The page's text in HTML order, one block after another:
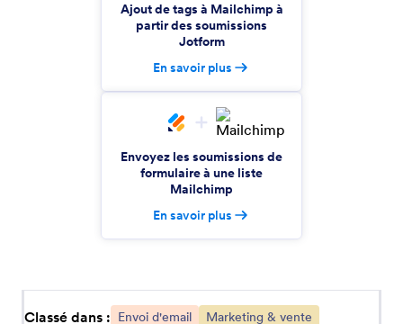
Ajout de tags à Mailchimp à
partir des soumissions
Jotform
En savoir plus
Envoyez les soumissions de
formulaire à une liste
Mailchimp
En savoir plus
Classé dans : Envoi d'email Marketing & vente
Synchronisez des soumissions avec vos listes de
contacts
iContact
Ajoutez de nouveaux contacts à vos listes de
vos listes d'emailing